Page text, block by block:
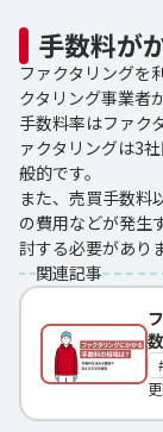
手数料が
ファクタリングを
クタリング事業者
手数料率はファク
ァクタリングは3
般的です。
また、売買手数料
の費用などが発生
討する必要があり
関連記事